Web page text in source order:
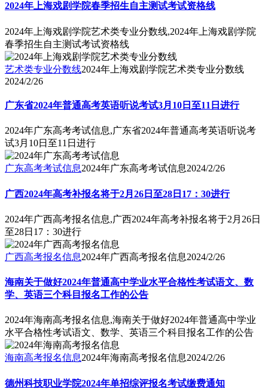
2024年上海戏剧学院春季招生自主测试考试资格线
2024年上海戏剧学院艺术类专业分数线,2024年上海戏剧学院
春季招生自主测试考试资格线
艺术类专业分数线2024年上海戏剧学院艺术类专业分数线
2024/2/26
广东省2024年普通高考英语听说考试3月10日至11日进行
2024年广东高考考试信息,广东省2024年普通高考英语听说考
试3月10日至11日进行
广东高考考试信息2024年广东高考考试信息2024/2/26
广西2024年高考补报名将于2月26日至28日17：30进行
2024年广西高考报名信息,广西2024年高考补报名将于2月26日
至28日17：30进行
广西高考报名信息2024年广西高考报名信息2024/2/26
海南关于做好2024年普通高中学业水平合格性考试语文、数
学、英语三个科目报名工作的公告
2024年海南高考报名信息,海南关于做好2024年普通高中学业
水平合格性考试语文、数学、英语三个科目报名工作的公告
海南高考报名信息2024年海南高考报名信息2024/2/26
德州科技职业学院2024年单招综评报名考试缴费通知